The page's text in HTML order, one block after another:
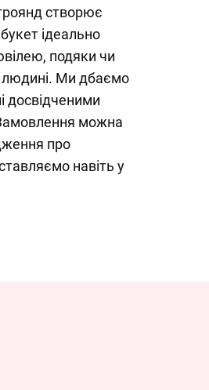
створює
ідеально
подяки чи
людині. Ми дбаємо
досвідченими
можна
про
навіть у